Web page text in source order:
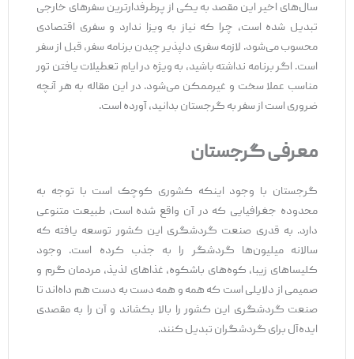
سال‌های اخیر این مقصد به یکی از پرطرفدارترین سفرهای خارجی
تبدیل شده است، چرا که نیاز به ویزا ندارد و سفری اقتصادی
محسوب می‌شود. لازمه سفری دلپذیر چیدن برنامه سفر، قبل از سفر
است. اگر برنامه نداشته باشید، به ویژه در ایام تعطیلات یافتن تور
مناسب عملا سخت و غیرممکن می‌شود. در این مقاله به هر آنچه
ضروری است از سفر به گرجستان بدانید، آورده است.
معرفی گرجستان
گرجستان با وجود اینکه کشوری کوچک است با توجه به
محدوده جغرافیایی که در آن واقع شده است، طبیعت متنوعی
دارد. به قدری صنعت گردشگری این کشور توسعه یافته که
سالانه میلیون‌ها گردشگر را به جذب کرده است. وجود
کلیساهای زیبا، کوه‌های باشکوه، غذاهای لذیذ، مردمان گرم و
صمیمی از دلایلی است که همه و همه دست به دست هم داه‌اند تا
صنعت گردشگری این کشور را بالا بکشاند و آن را به مقصدی
ایده‌آل برای گردشگران تبدیل کنند.